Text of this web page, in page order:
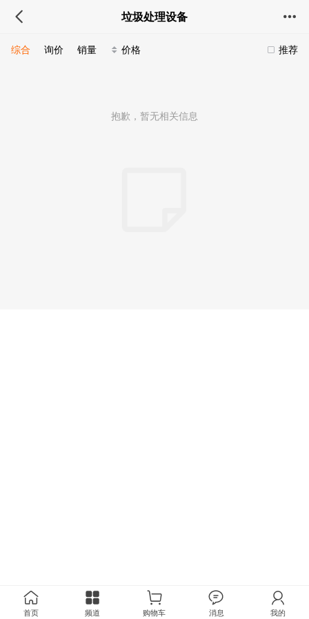
垃圾处理设备
推荐
综合 询价 销量 价格
抱歉，暂无相关信息
首页 频道 购物车 消息 我的